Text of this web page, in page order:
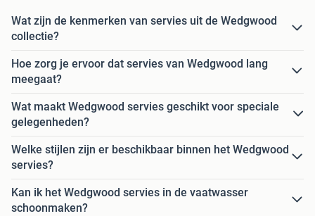
Wat zijn de kenmerken van servies uit de Wedgwood
collectie?
Hoe zorg je ervoor dat servies van Wedgwood lang
meegaat?
Wat maakt Wedgwood servies geschikt voor speciale
gelegenheden?
Welke stijlen zijn er beschikbaar binnen het Wedgwood
servies?
Kan ik het Wedgwood servies in de vaatwasser
schoonmaken?